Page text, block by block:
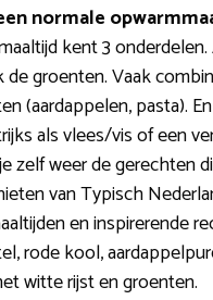
normale
kent 3
de groenten. Vaak
(aardappelen, pasta).
als vlees/vis of een
zelf weer de gerechten
van Typisch
en inspirerende
rode kool,
witte rijst en groenten.